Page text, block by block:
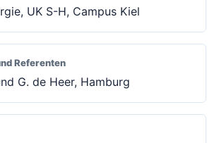
UK S-H, Campus Kiel
Referenten
G. de Heer, Hamburg